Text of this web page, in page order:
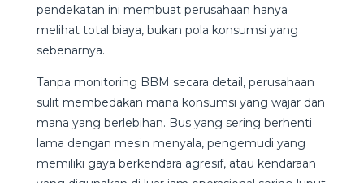
pendekatan ini membuat perusahaan hanya
melihat total biaya, bukan pola konsumsi yang
sebenarnya.
Tanpa monitoring BBM secara detail, perusahaan
sulit membedakan mana konsumsi yang wajar dan
mana yang berlebihan. Bus yang sering berhenti
lama dengan mesin menyala, pengemudi yang
memiliki gaya berkendara agresif, atau kendaraan